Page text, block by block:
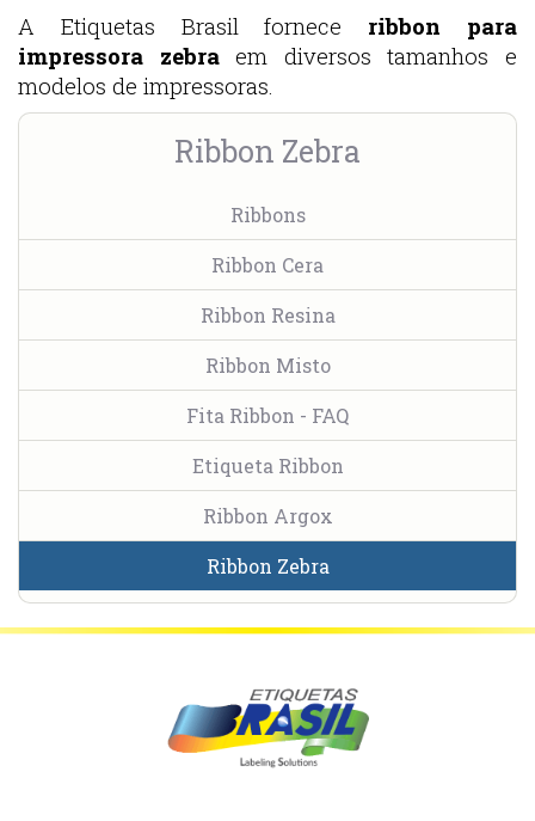
A Etiquetas Brasil fornece ribbon para
impressora zebraem diversos tamanhos e
modelos de impressoras.
Ribbon Zebra
Ribbons
Ribbon Cera
Ribbon Resina
Ribbon Misto
Fita Ribbon - FAQ
Etiqueta Ribbon
Ribbon Argox
Ribbon Zebra